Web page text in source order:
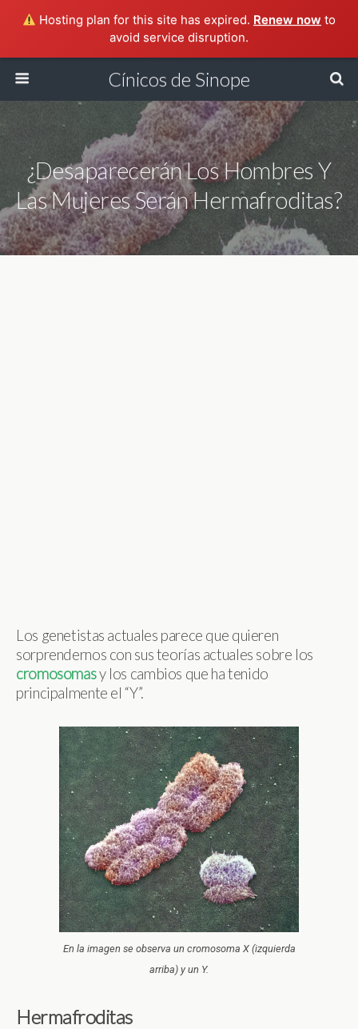
Hosting plan for this site has expired. Renew now to
avoid service disruption.
Cínicos de Sinope
¿Desaparecerán Los Hombres Y
Las Mujeres Serán Hermafroditas?
Los genetistas actuales parece que quieren
sorprendernos con sus teorías actuales sobre los
cromosomasy los cambios que ha tenido
principalmente el “Y”.
En la imagen se observa un cromosoma X (izquierda
arriba) y un Y.
Hermafroditas